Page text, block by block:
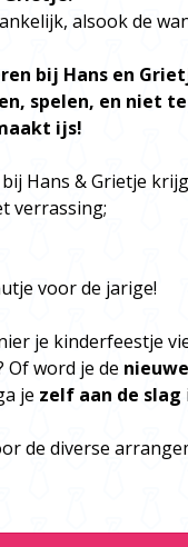
alsook de
bij Hans en
spelen, en niet
ijs!
Hans & Grietje
verrassing;
voor de jarige!
je kinderfeestje
Of word je de
je zelf aan de slag
de diverse